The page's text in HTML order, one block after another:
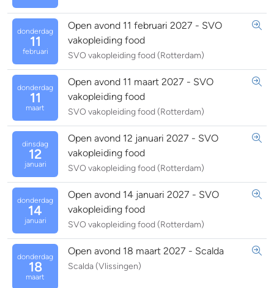
donderdag
11
februari
Open avond 11 februari 2027 - SVO
vakopleiding food
SVO vakopleiding food (Rotterdam)
donderdag
11
maart
Open avond 11 maart 2027 - SVO
vakopleiding food
SVO vakopleiding food (Rotterdam)
dinsdag
12
januari
Open avond 12 januari 2027 - SVO
vakopleiding food
SVO vakopleiding food (Rotterdam)
donderdag
14
januari
Open avond 14 januari 2027 - SVO
vakopleiding food
SVO vakopleiding food (Rotterdam)
donderdag
18
maart
Open avond 18 maart 2027 - Scalda
Scalda (Vlissingen)